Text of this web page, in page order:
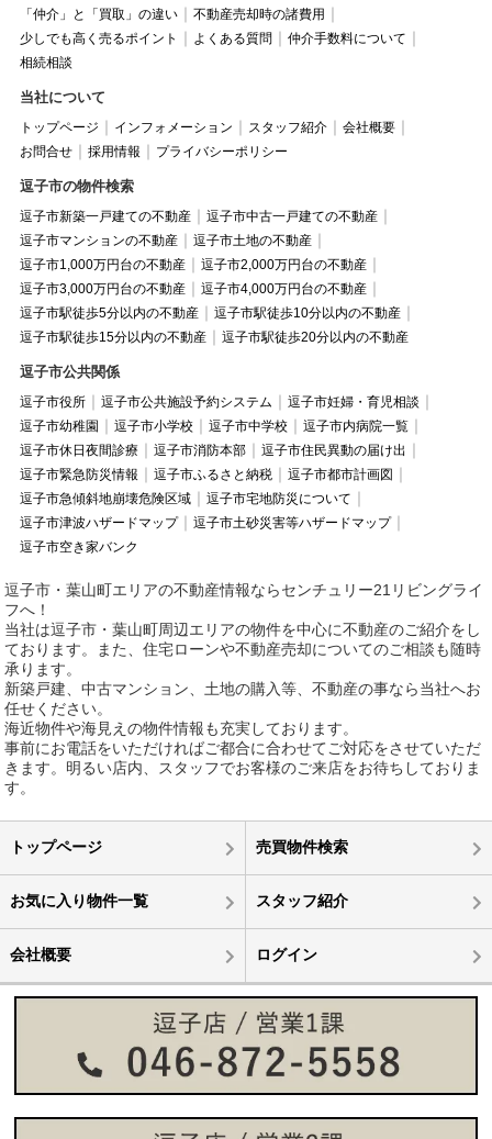
「仲介」と「買取」の違い
不動産売却時の諸費用
少しでも高く売るポイント
よくある質問
仲介手数料について
相続相談
当社について
トップページ インフォメーション スタッフ紹介
会社概要
お問合せ
採用情報 プライバシーポリシー
逗子市の物件検索
逗子市新築一戸建ての不動産
逗子市中古一戸建ての不動産
逗子市マンションの不動産
逗子市土地の不動産
逗子市1,000万円台の不動産
逗子市2,000万円台の不動産
逗子市3,000万円台の不動産
逗子市4,000万円台の不動産
逗子市駅徒歩5分以内の不動産
逗子市駅徒歩10分以内の不動産
逗子市駅徒歩15分以内の不動産
逗子市駅徒歩20分以内の不動産
逗子市公共関係
逗子市役所 逗子市公共施設予約システム
逗子市妊婦・育児相談
逗子市幼稚園
逗子市小学校 逗子市中学校
逗子市内病院一覧
逗子市休日夜間診療
逗子市消防本部
逗子市住民異動の届け出
逗子市緊急防災情報
逗子市ふるさと納税
逗子市都市計画図
逗子市急傾斜地崩壊危険区域
逗子市宅地防災について
逗子市津波ハザードマップ
逗子市土砂災害等ハザードマップ
逗子市空き家バンク
逗子市・葉山町エリアの不動産情報ならセンチュリー21リビングライ
フへ！
当社は逗子市・葉山町周辺エリアの物件を中心に不動産のご紹介をし
ております。また、住宅ローンや不動産売却についてのご相談も随時
承ります。
新築戸建、中古マンション、土地の購入等、不動産の事なら当社へお
任せください。
海近物件や海見えの物件情報も充実しております。
事前にお電話をいただければご都合に合わせてご対応をさせていただ
きます。明るい店内、スタッフでお客様のご来店をお待ちしておりま
す。
トップページ 売買物件検索
お気に入り物件一覧 スタッフ紹介
会社概要 ログイン